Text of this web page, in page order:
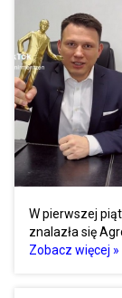
W pierwszej
znalazła się
Zobacz więcej »